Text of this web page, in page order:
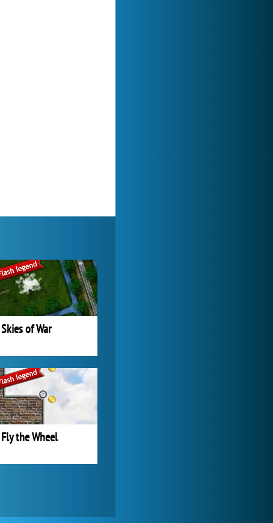
Skies of War
Fly the Wheel
Zoo 2: Animal Park
244 827x